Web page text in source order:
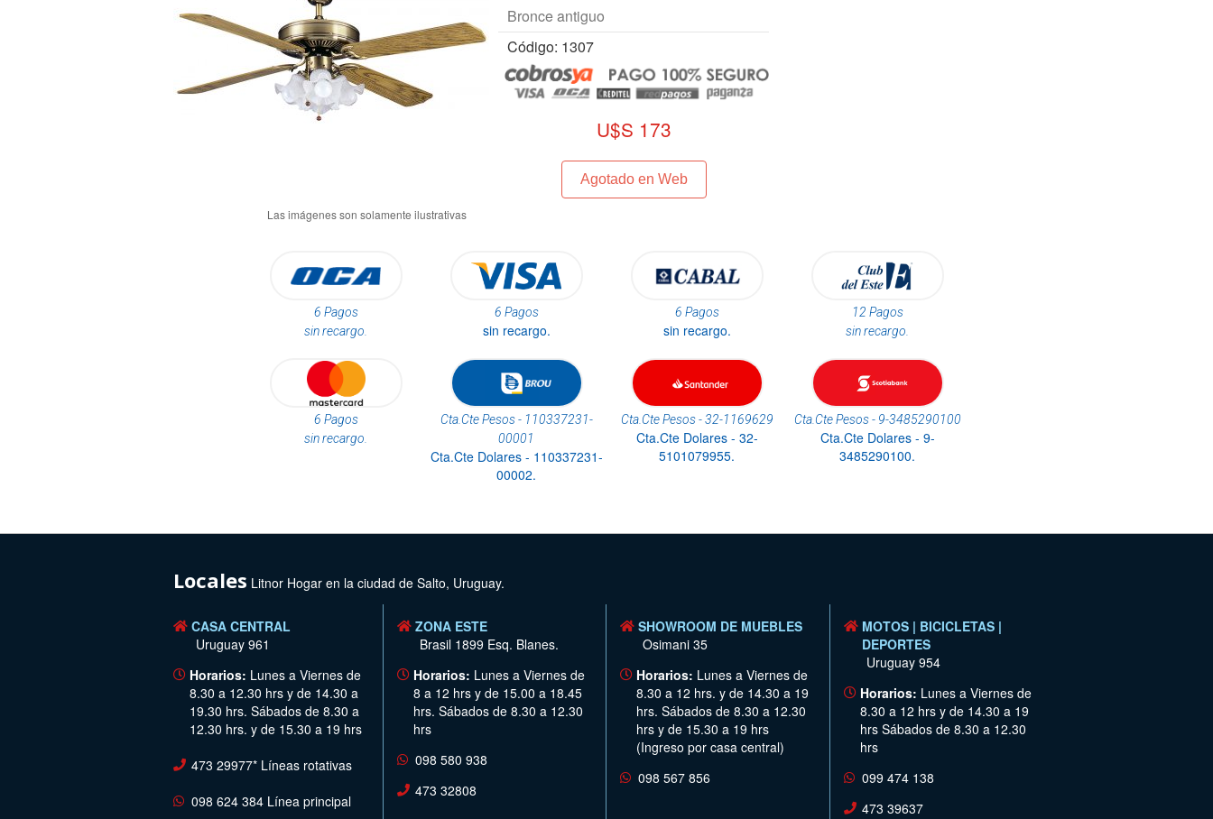
Bronce antiguo
Código: 1307
U$S 173
Agotado en Web
6 Pagos
sin recargo.
6 Pagos
sin recargo.
6 Pagos
sin recargo.
12 Pagos
sin recargo.
6 Pagos
sin recargo.
Cta.Cte Pesos - 110337231-
00001
Cta.Cte Dolares - 110337231-
00002.
Cta.Cte Pesos - 32-1169629
Cta.Cte Dolares - 32-
5101079955.
Cta.Cte Pesos - 9-3485290100
Cta.Cte Dolares - 9-
3485290100.
Locales Litnor Hogar en la ciudad de Salto, Uruguay.
CASA CENTRAL
Uruguay 961
Horarios: Lunes a Viernes de
8.30 a 12.30 hrs y de 14.30 a
19.30 hrs. Sábados de 8.30 a
12.30 hrs. y de 15.30 a 19 hrs
473 29977* Líneas rotativas
098 624 384 Línea principal
ZONA ESTE
Brasil 1899 Esq. Blanes.
Horarios: Lunes a Viernes de
8 a 12 hrs y de 15.00 a 18.45
hrs. Sábados de 8.30 a 12.30
hrs
098 580 938
473 32808
SHOWROOM DE MUEBLES
Osimani 35
Horarios: Lunes a Viernes de
8.30 a 12 hrs. y de 14.30 a 19
hrs. Sábados de 8.30 a 12.30
hrs y de 15.30 a 19 hrs
(Ingreso por casa central)
098 567 856
MOTOS | BICICLETAS |
DEPORTES
Uruguay 954
Horarios: Lunes a Viernes de
8.30 a 12 hrs y de 14.30 a 19
hrs Sábados de 8.30 a 12.30
hrs
099 474 138
473 39637